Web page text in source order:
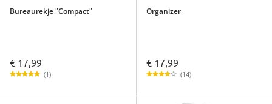
Bureaurekje "Compact"
€ 17,99
(1)
Organizer
€ 17,99
(14)